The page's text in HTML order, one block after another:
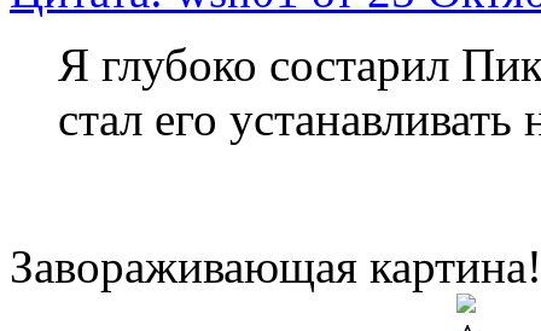
Я глубоко состарил
стал его устанавливать
Завораживающая